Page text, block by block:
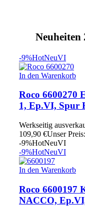
Neuheiten
-9%HotNeuVI
In den Warenkorb
Roco 6600270
1, Ep.VI, Spur
Werkseitig
109,90 €Unser Preis:
-9%HotNeuVI
-9%HotNeuVI
In den Warenkorb
Roco 6600197
NACCO,